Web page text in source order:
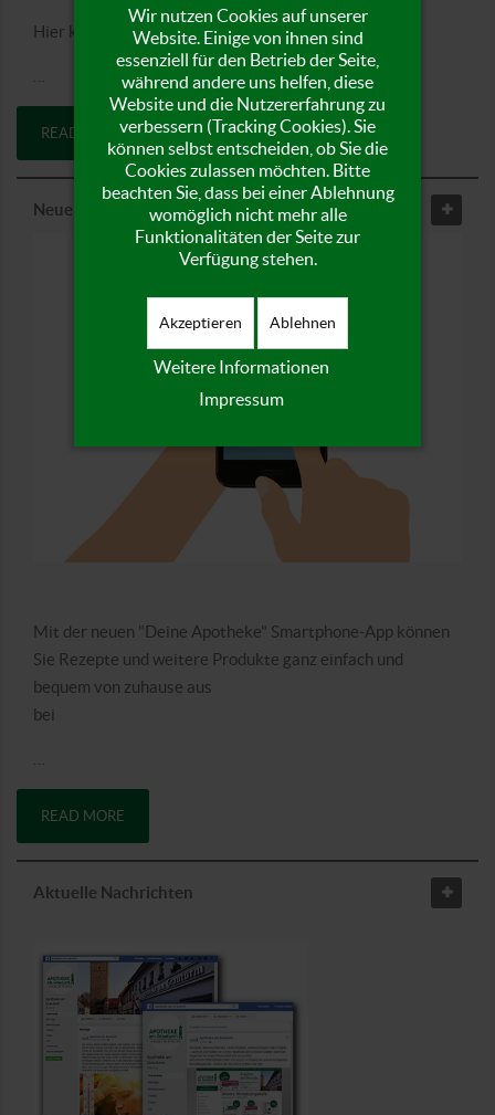
Hier können Sie sich die aktuelle
READ MORE
Neue App für mehr Service
Mit der neuen "Deine Apotheke" Smartphone-App können
Sie Rezepte und weitere Produkte ganz einfach und
bequem von zuhause aus
bei
…
READ MORE
Aktuelle Nachrichten
Wir nutzen Cookies auf unserer
Website. Einige von ihnen sind
essenziell für den Betrieb der Seite,
während andere uns helfen, diese
Website und die Nutzererfahrung zu
verbessern (Tracking Cookies). Sie
können selbst entscheiden, ob Sie die
Cookies zulassen möchten. Bitte
beachten Sie, dass bei einer Ablehnung
womöglich nicht mehr alle
Funktionalitäten der Seite zur
Verfügung stehen.
Akzeptieren Ablehnen
Weitere Informationen
Impressum